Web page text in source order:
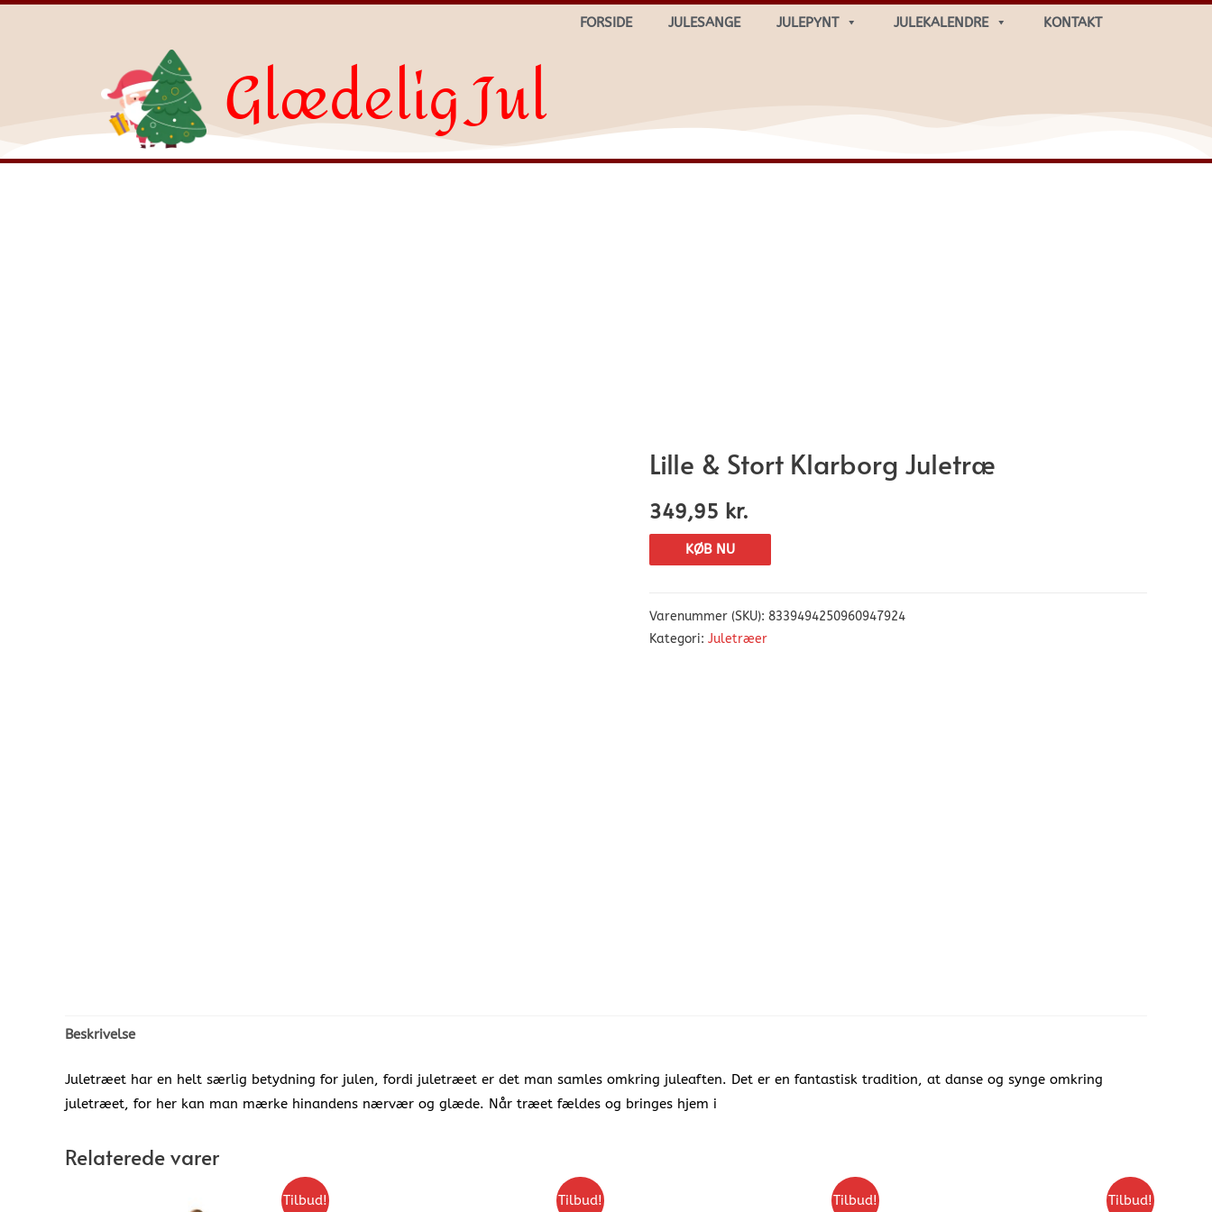
FORSIDE JULESANGE JULEPYNT JULEKALENDRE KONTAKT
Glædelig Jul
Lille & Stort Klarborg Juletræ
349,95 kr.
KØB NU
Varenummer (SKU): 8339494250960947924
Kategori: Juletræer
Beskrivelse
Juletræet har en helt særlig betydning for julen, fordi juletræet er det man samles omkring juleaften. Det er en fantastisk tradition, at danse og synge omkring
juletræet, for her kan man mærke hinandens nærvær og glæde. Når træet fældes og bringes hjem i
Relaterede varer
Tilbud! Tilbud! Tilbud! Tilbud!